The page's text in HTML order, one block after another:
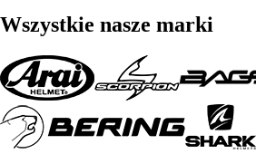
Wszystkie nasze marki